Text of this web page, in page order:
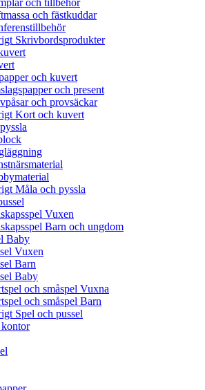
och tillbehör
och fästkuddar
Skrivbordsprodukter
och kuvert
och present
och provsäckar
Kort och kuvert
Måla och pyssla
Vuxen
Barn och ungdom
Baby
Vuxen
Barn
Baby
och småspel Vuxna
och småspel Barn
Spel och pussel